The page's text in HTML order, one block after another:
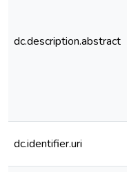
dc.description.abstract
dc.identifier.uri